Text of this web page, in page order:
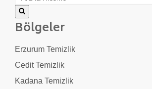
Bölgeler
Erzurum Temizlik
Cedit Temizlik
Kadana Temizlik